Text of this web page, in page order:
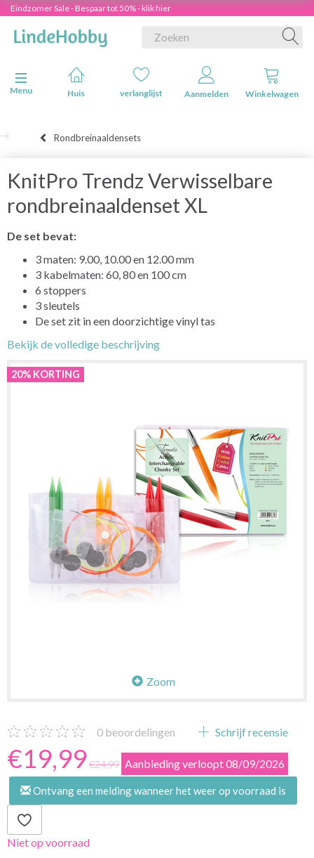
Eindzomer Sale - Bespaar tot 50% - klik hier
Navigatie in-/uitschakelen
Menu
Huis verlanglijst Aanmelden Winkelwagen
Rondbreinaaldensets
KnitPro Trendz Verwisselbare
rondbreinaaldenset XL
De set bevat:
3 maten: 9.00, 10.00 en 12.00 mm
3 kabelmaten: 60, 80 en 100 cm
6 stoppers
3 sleutels
De set zit in een doorzichtige vinyl tas
Bekijk de volledige beschrijving
20% KORTING
Zoom
0 beoordelingen Schrijf recensie
€19,99€24,99 Aanbieding verloopt 08/09/2026
Ontvang een melding wanneer het weer op voorraad is
Niet op voorraad